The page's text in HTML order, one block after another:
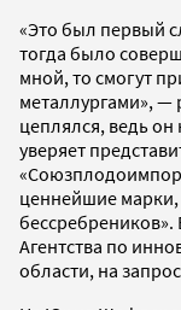
«Это был первый
тогда было
мной, то смогут
металлургами», —
цеплялся, ведь
уверяет
ценнейшие марки,
Агентства по
области, на